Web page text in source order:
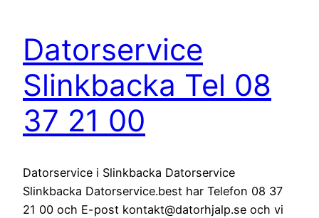
Datorservice
Slinkbacka Tel 08
37 21 00
Datorservice i Slinkbacka Datorservice
Slinkbacka Datorservice.best har Telefon 08 37
21 00 och E-post kontakt@datorhjalp.se och vi